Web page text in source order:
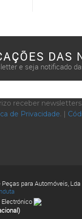
DAS
e seja notificado
receber newsletters.
de Privacidade. |
para Automóveis, Lda